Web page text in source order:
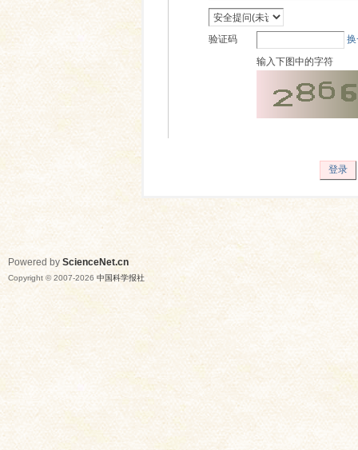
验证码
输入下图中的字符
登录
Powered by ScienceNet.cn
Copyright © 2007-2026 中国科学报社